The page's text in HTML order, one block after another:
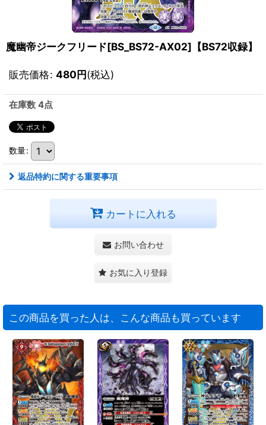
魔幽帝ジークフリード[BS_BS72-AX02]【BS72収録】
販売価格: 480円(税込)
在庫数 4点
数量:
返品特約に関する重要事項
カートに入れる
お問い合わせ
お気に入り登録
この商品を買った人は、こんな商品も買っています